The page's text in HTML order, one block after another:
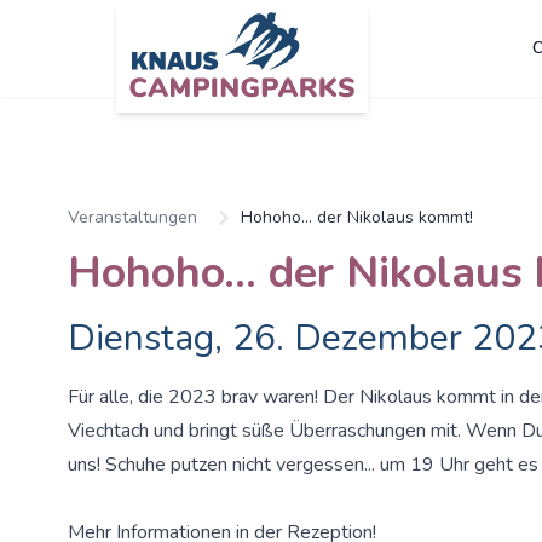
Veranstaltungen Hohoho... der Nikolaus kommt!
Hohoho... der Nikolaus
Dienstag, 26. Dezember
Für alle, die 2023 brav waren! Der Nikolaus kommt in
Viechtach und bringt süße Überraschungen mit. Wenn
uns! Schuhe putzen nicht vergessen... um 19 Uhr geht
Mehr Informationen in der Rezeption!